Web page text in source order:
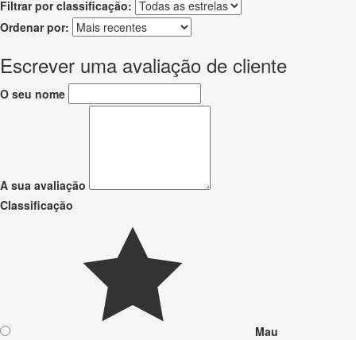
Filtrar por classificação:
Ordenar por:
Escrever uma avaliação de cliente
O seu nome
A sua avaliação
Classificação
Mau